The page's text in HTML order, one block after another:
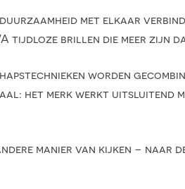
met elkaar
brillen die meer zijn
worden
het merk werkt uitsluitend
manier van kijken – naar